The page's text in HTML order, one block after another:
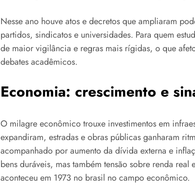
Nesse ano houve atos e decretos que ampliaram
partidos, sindicatos e universidades. Para quem
de maior vigilância e regras mais rígidas, o que
debates acadêmicos.
Economia: crescimento e
O milagre econômico trouxe investimentos em
expandiram, estradas e obras públicas ganharam
acompanhado por aumento da dívida externa e
bens duráveis, mas também tensão sobre renda
aconteceu em 1973 no brasil no campo econômico.